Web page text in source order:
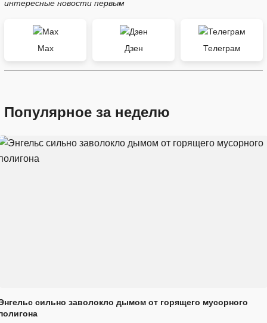
интересные новости первым
Max Дзен Телеграм
Популярное за неделю
сильно заволокло дымом от горящего мусорного